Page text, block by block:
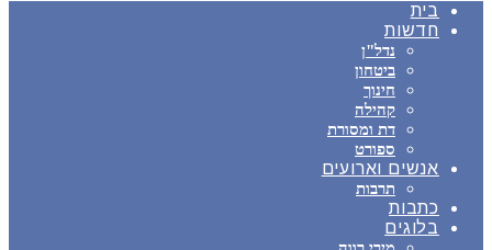
בית
חדשות
נדל"ן
ביטחון
חינוך
קהילה
דת ומסורת
ספורט
אנשים וארועים
תרבות
כתבות
בלוגים